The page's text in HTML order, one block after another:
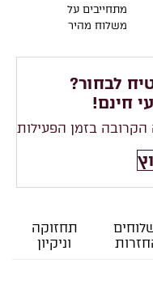
מתחייבים על
משלוח מהיר
לבחור?
חינם!
הקרובה בזמן הפעילות
תחזוקה
וניקיון